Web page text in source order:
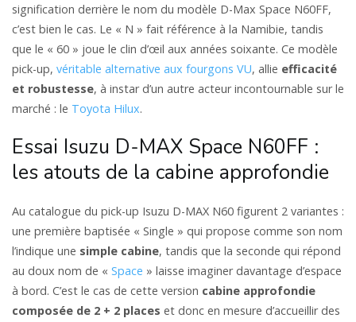
signification derrière le nom du modèle D-Max Space N60FF,
c’est bien le cas. Le « N » fait référence à la Namibie, tandis
que le « 60 » joue le clin d’œil aux années soixante. Ce modèle
pick-up, véritable alternative aux fourgons VU, allie efficacité
et robustesse, à instar d’un autre acteur incontournable sur le
marché : le Toyota Hilux.
Essai Isuzu D-MAX Space N60FF :
les atouts de la cabine approfondie
Au catalogue du pick-up Isuzu D-MAX N60 figurent 2 variantes :
une première baptisée « Single » qui propose comme son nom
l’indique une simple cabine, tandis que la seconde qui répond
au doux nom de « Space » laisse imaginer davantage d’espace
à bord. C’est le cas de cette version cabine approfondie
composée de 2 + 2 places et donc en mesure d’accueillir des